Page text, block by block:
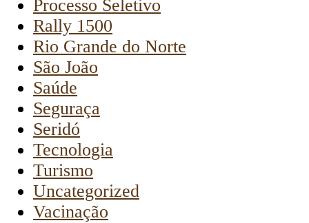
Processo Seletivo
Rally 1500
Rio Grande do Norte
São João
Saúde
Seguraça
Seridó
Tecnologia
Turismo
Uncategorized
Vacinação